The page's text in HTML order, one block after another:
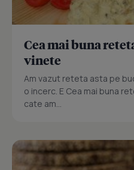
Cea mai buna
vinete
Am vazut reteta asta pe
o incerc. E Cea mai buna
cate am...